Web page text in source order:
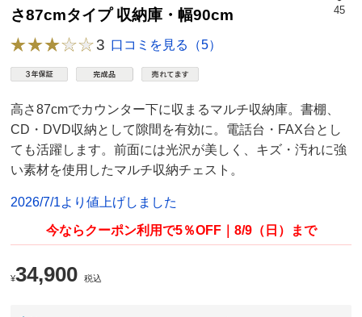
さ87cmタイプ 収納庫・幅90cm
45
3 口コミを見る（5）
高さ87cmでカウンター下に収まるマルチ収納庫。書棚、
CD・DVD収納として隙間を有効に。電話台・FAX台とし
ても活躍します。前面には光沢が美しく、キズ・汚れに強
い素材を使用したマルチ収納チェスト。
2026/7/1より値上げしました
今ならクーポン利用で5％OFF｜8/9（日）まで
¥34,900 税込